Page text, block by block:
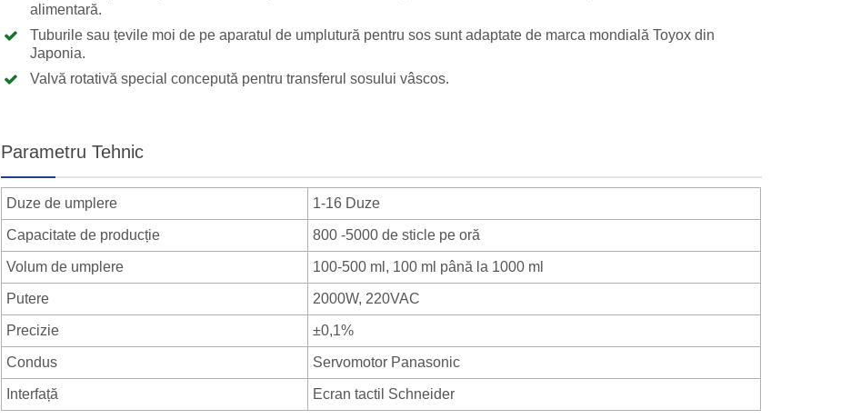
alimentară.
Tuburile sau țevile moi de pe aparatul de umplutură pentru sos sunt adaptate de marca mondială Toyox din
Japonia.
Valvă rotativă special concepută pentru transferul sosului vâscos.
Parametru Tehnic
Duze de umplere 1-16 Duze
Capacitate de producție 800 -5000 de sticle pe oră
Volum de umplere 100-500 ml, 100 ml până la 1000 ml
Putere 2000W, 220VAC
Precizie ±0,1%
Condus Servomotor Panasonic
Interfață Ecran tactil Schneider